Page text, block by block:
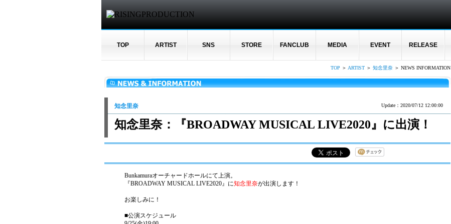
TOP ARTIST SNS STORE FANCLUB MEDIA EVENT RELEASE
TOP ＞ ARTIST ＞ 知念里奈 ＞ NEWS INFORMATION
知念里奈 Update：2020/07/12 12:00:00
知念里奈：『BROADWAY MUSICAL LIVE2020』に出演！
Bunkamuraオーチャードホールにて上演。
『BROADWAY MUSICAL LIVE2020』に知念里奈が出演します！
お楽しみに！
■公演スケジュール